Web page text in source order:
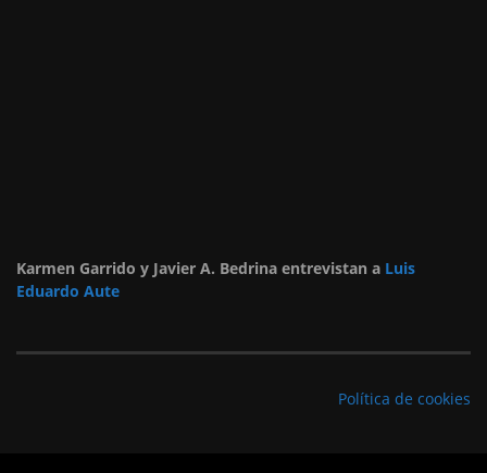
Karmen Garrido y Javier A. Bedrina entrevistan a Luis
Eduardo Aute
Política de cookies